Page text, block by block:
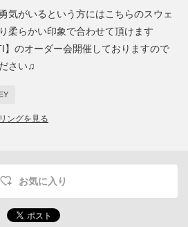
気がいるという方にはこちらのスウェ
柔らかい印象で合わせて頂けます
のオーダー会開催しておりますので
さい♫
ングを見る
お気に入り